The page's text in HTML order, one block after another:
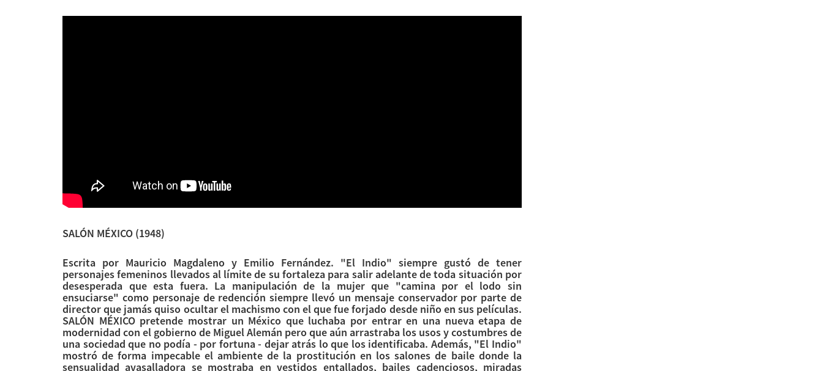
SALÓN MÉXICO (1948)
Escrita por Mauricio Magdaleno y Emilio Fernández. "El Indio" siempre gustó de tener
personajes femeninos llevados al límite de su fortaleza para salir adelante de toda situación por
desesperada que esta fuera. La manipulación de la mujer que "camina por el lodo sin
ensuciarse" como personaje de redención siempre llevó un mensaje conservador por parte de
director que jamás quiso ocultar el machismo con el que fue forjado desde niño en sus películas.
SALÓN MÉXICO pretende mostrar un México que luchaba por entrar en una nueva etapa de
modernidad con el gobierno de Miguel Alemán pero que aún arrastraba los usos y costumbres de
una sociedad que no podía - por fortuna - dejar atrás lo que los identificaba. Además, "El Indio"
mostró de forma impecable el ambiente de la prostitución en los salones de baile donde la
sensualidad avasalladora se mostraba en vestidos entallados, bailes cadenciosos, miradas